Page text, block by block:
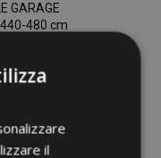
GARAGE
480 cm
Aggiungi
il